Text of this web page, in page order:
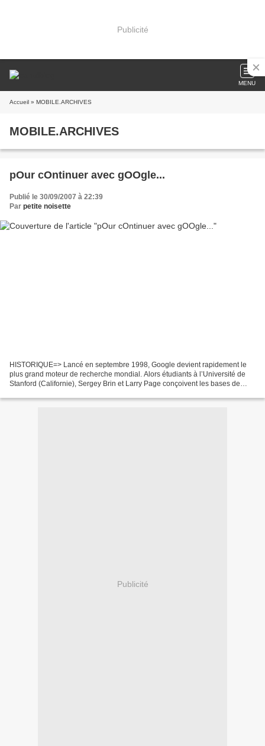
Publicité
MENU
Accueil » MOBILE.ARCHIVES
MOBILE.ARCHIVES
pOur cOntinuer avec gOOgle...
Publié le 30/09/2007 à 22:39
Par petite noisette
HISTORIQUE=> Lancé en septembre 1998, Google devient rapidement le
plus grand moteur de recherche mondial. Alors étudiants à l’Université de
Stanford (Californie), Sergey Brin et Larry Page conçoivent les bases de
Publicité